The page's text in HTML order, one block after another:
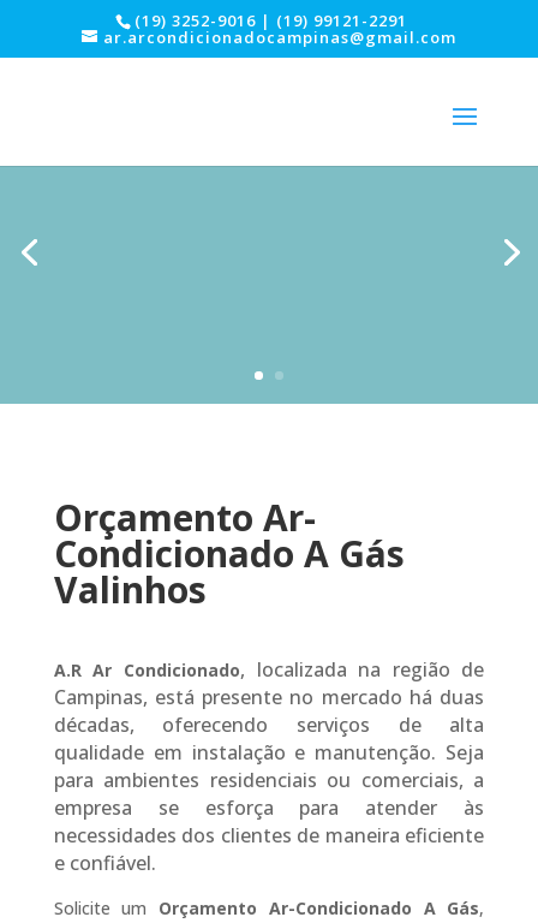
(19) 3252-9016 | (19) 99121-2291
ar.arcondicionadocampinas@gmail.com
Orçamento Ar-
Condicionado A Gás
Valinhos
A.R Ar Condicionado, localizada na região de
Campinas, está presente no mercado há duas
décadas, oferecendo serviços de alta
qualidade em instalação e manutenção. Seja
para ambientes residenciais ou comerciais, a
empresa se esforça para atender às
necessidades dos clientes de maneira eficiente
e confiável.
Solicite um Orçamento Ar-Condicionado A Gás,